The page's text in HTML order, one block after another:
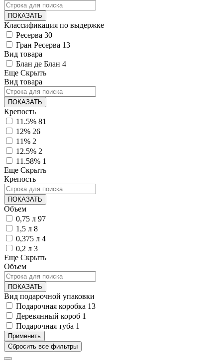
ПОКАЗАТЬ
Классификация по выдержке
Ресерва 30
Гран Ресерва 13
Вид товара
Блан де Блан 4
Еще Скрыть
Вид товара
ПОКАЗАТЬ
Крепость
11.5% 81
12% 26
11% 2
12.5% 2
11.58% 1
Еще Скрыть
Крепость
ПОКАЗАТЬ
Объем
0,75 л 97
1,5 л 8
0,375 л 4
0,2 л 3
Еще Скрыть
Объем
ПОКАЗАТЬ
Вид подарочной упаковки
Подарочная коробка 13
Деревянный короб 1
Подарочная туба 1